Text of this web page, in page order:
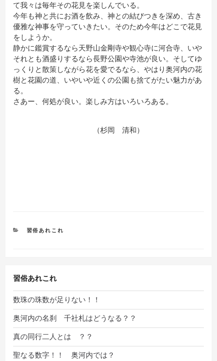
て我々は毎年その花見を楽しんでいる。
今年も神と共にお酒を飲み、神との結びつきを深め、古き
優雅な神事を守っていきたい。そのため今年はどこで花見
をしようか。
静かに鑑賞するなら天野山金剛寺や観心寺に河合寺、いや
それとも酒盛りするなら長野公園や寺池が良い。そしてゆ
っくりと散策しながら花を愛でるなら、やはり奥河内の花
樹と花園の道、いやいや近くの公園も捨てがたい魅力があ
る。
さあー、何処が良い。楽しみ方はいろいろある。
（杉岡 清和）
カ
習俗あれこれ
習俗あれこれ
数珠の珠数が足りない！！
奥河内の名刹 千社札はどうなる？？
真の同行二人とは ？？
聖なる数字！！ 奥河内では？